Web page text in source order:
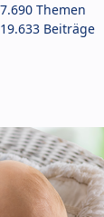
7.690 Themen
19.633 Beiträge